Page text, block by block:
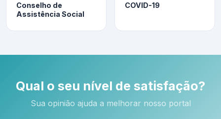
Conselho de
Assistência Social
COVID-19
Qual o seu nível de satisfação?
Sua opinião ajuda a melhorar nosso portal